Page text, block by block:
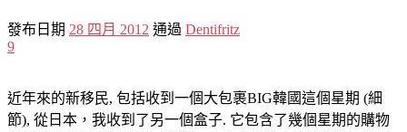
發布日期 28 四月 2012 通過 Dentifritz
9
近年來的新移民, 包括收到一個大包裹BIG韓國這個星期 (細
節), 從日本，我收到了另一個盒子. 它包含了幾個星期的購物